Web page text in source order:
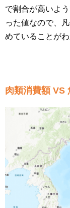
で割合が高いよ
った値なので、
めていることがわ
肉類消費額 VS